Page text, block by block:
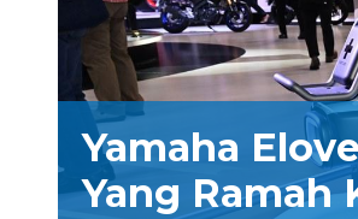
Yamaha
Yang Ramah